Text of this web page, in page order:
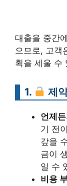
대출을 중간
으므로, 고객
획을 세울 수
1. 제
언제
기 전
갚을
금이
일 수
비용